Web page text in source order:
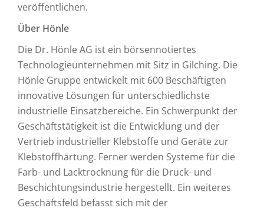
veröffentlichen.
Über Hönle
Die Dr. Hönle AG ist ein börsennotiertes
Technologieunternehmen mit Sitz in Gilching. Die
Hönle Gruppe entwickelt mit 600 Beschäftigten
innovative Lösungen für unterschiedlichste
industrielle Einsatzbereiche. Ein Schwerpunkt der
Geschäftstätigkeit ist die Entwicklung und der
Vertrieb industrieller Klebstoffe und Geräte zur
Klebstoffhärtung. Ferner werden Systeme für die
Farb- und Lacktrocknung für die Druck- und
Beschichtungsindustrie hergestellt. Ein weiteres
Geschäftsfeld befasst sich mit der